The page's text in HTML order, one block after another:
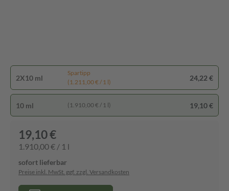
2X10 ml
Spartipp
(1.211,00 € / 1 l)
24,22 €
10 ml (1.910,00 € / 1 l) 19,10 €
19,10 €
1.910,00 € / 1 l
sofort lieferbar
Preise inkl. MwSt. ggf. zzgl. Versandkosten